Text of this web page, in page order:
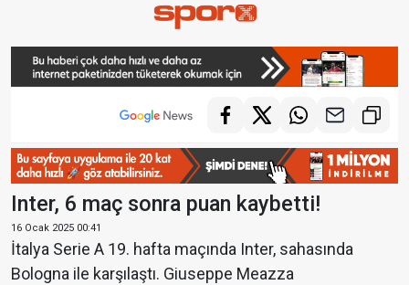
Inter, 6 maç sonra puan kaybetti!
16 Ocak 2025 00:41
İtalya Serie A 19. hafta maçında Inter, sahasında
Bologna ile karşılaştı. Giuseppe Meazza